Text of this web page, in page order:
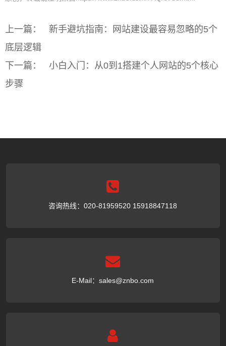
上一篇：
新手避坑指南：网站建设最容易忽略的5个
底层逻辑
下一篇：
小白入门：从0到1搭建个人网站的5个核心
步骤
咨询热线：020-81959520 15918847118
E-Mail：sales@znbo.com